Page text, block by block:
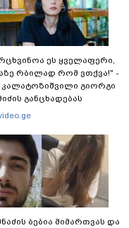
ეს ყვე­ლა­ფე­რი,
რბი­ლად რომ ვთქვა!" -
კალატოზიშვილი გიორგი
განცხადებას
ბებია მიმართვას და